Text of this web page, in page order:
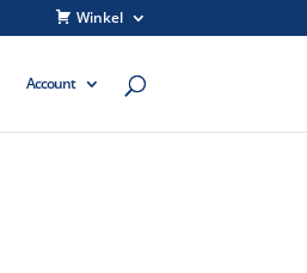
Winkel
Account